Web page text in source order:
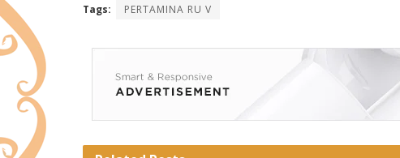
Tags: PERTAMINA RU V